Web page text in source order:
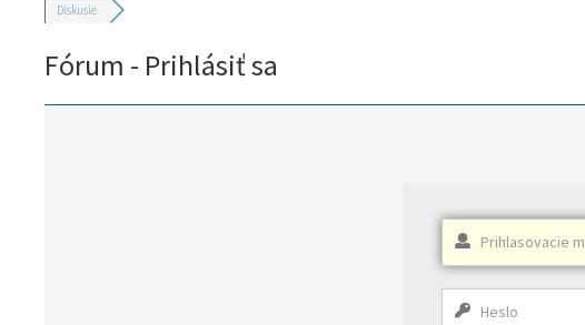
Diskusie
Fórum - Prihlásiť sa